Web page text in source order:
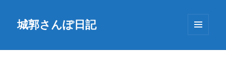
城郭さんぽ日記
ーとウ